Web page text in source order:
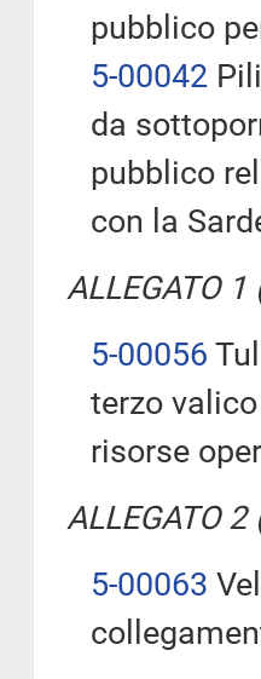
pubblico
5-00042
da
pubblico
con la
ALLEGATO
5-00056
terzo
risorse
ALLEGATO
5-00063